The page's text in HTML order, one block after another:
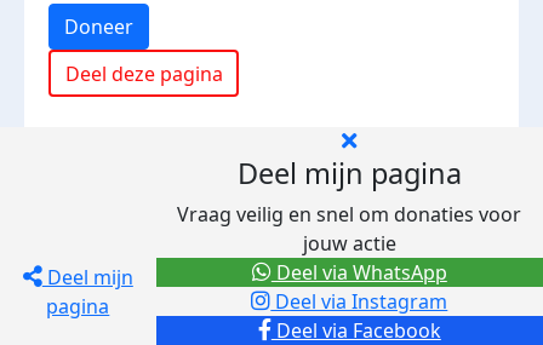
Doneer
Deel deze pagina
Deel mijn
pagina
Deel mijn pagina
Vraag veilig en snel om donaties voor
jouw actie
Deel via Facebook
Deel via Instagram
Deel via WhatsApp